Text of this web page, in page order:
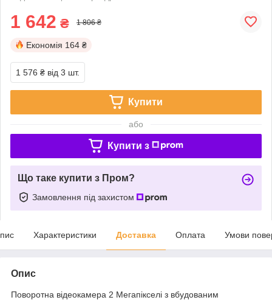
1 642 ₴ 1 806 ₴
Економія 164 ₴
1 576 ₴ від 3 шт.
Купити
або
Купити з
Що таке купити з Пром?
Замовлення під захистом
Характеристики Доставка Оплата Умови
Опис
Поворотна відеокамера 2 Мегапікселі з вбудованим